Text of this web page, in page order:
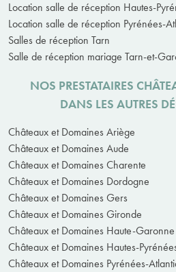
Location salle de réception Hautes-
Location salle de réception Pyrénées-
Salles de réception Tarn
Salle de réception mariage Tarn-et-
NOS PRESTATAIRES
DANS LES AUTRES
Châteaux et Domaines Ariège
Châteaux et Domaines Aude
Châteaux et Domaines Charente
Châteaux et Domaines Dordogne
Châteaux et Domaines Gers
Châteaux et Domaines Gironde
Châteaux et Domaines Haute-Garonne
Châteaux et Domaines Hautes-
Châteaux et Domaines Pyrénées-